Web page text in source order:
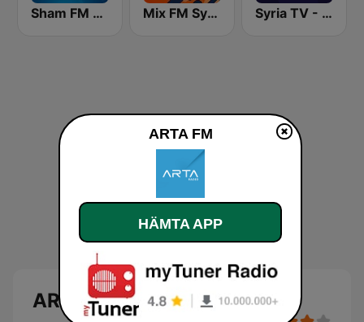
Sham FM - إذاعة شام إف إم Mix FM Syria - ميكس إف إم Syria TV - راديو تلفزيون سوريا
ARTA FM
ARTA FM
HÄMTA APP